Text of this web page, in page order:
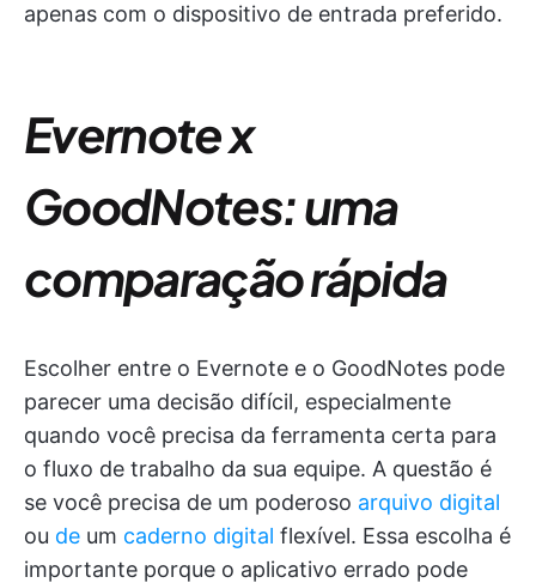
apenas com o dispositivo de entrada preferido.
Evernote x
GoodNotes: uma
comparação rápida
Escolher entre o Evernote e o GoodNotes pode
parecer uma decisão difícil, especialmente
quando você precisa da ferramenta certa para
o fluxo de trabalho da sua equipe. A questão é
se você precisa de um poderoso arquivo digital
ou de um caderno digital flexível. Essa escolha é
importante porque o aplicativo errado pode